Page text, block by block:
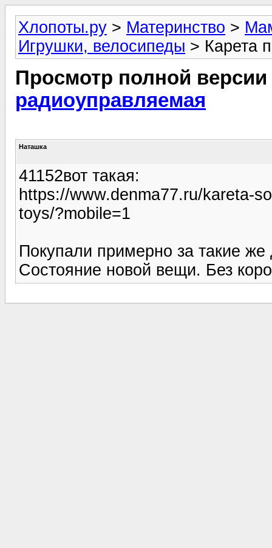
Хлопоты.ру > Материнство >
Игрушки, велосипеды > Карета
Просмотр полной
радиоуправляемая
Наташка
41152вот такая:
https://www.denma77.ru/kareta-
toys/?mobile=1
Покупали примерно за такие
Состояние новой вещи. Без